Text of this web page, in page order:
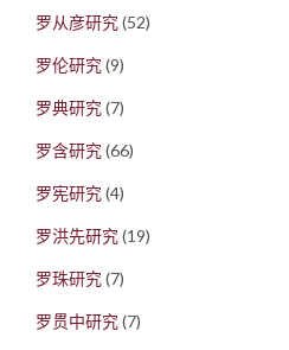
罗从彦研究(52)
罗伦研究(9)
罗典研究(7)
罗含研究(66)
罗宪研究(4)
罗洪先研究(19)
罗珠研究(7)
罗贯中研究(7)